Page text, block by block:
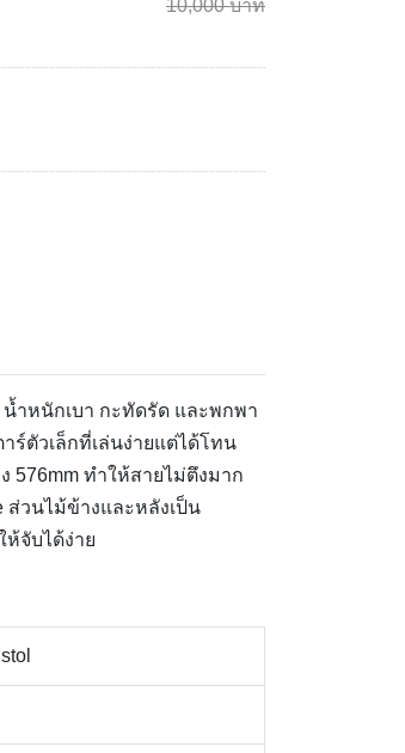
10,000 บาท
น้ำหนักเบา กะทัดรัด และพกพา
ร์ตัวเล็กที่เล่นง่ายแต่ได้โทน
576mm ทำให้สายไม่ตึงมาก
ส่วนไม้ข้างและหลังเป็น
ห้จับได้ง่าย